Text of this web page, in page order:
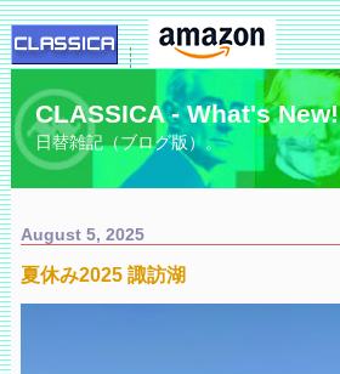
CLASSICA - What's New!
日替雑記（ブログ版）。
August 5, 2025
夏休み2025 諏訪湖